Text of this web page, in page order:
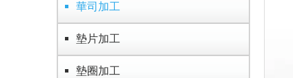
華司加工
墊片加工
墊圈加工